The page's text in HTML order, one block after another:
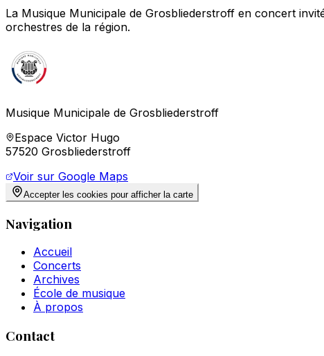
La Musique Municipale de Grosbliederstroff en concert
orchestres de la région.
Musique Municipale de Grosbliederstroff
Espace Victor Hugo
57520 Grosbliederstroff
Voir sur Google Maps
Accepter les cookies pour afficher la carte
Navigation
Accueil
Concerts
Archives
École de musique
À propos
Contact